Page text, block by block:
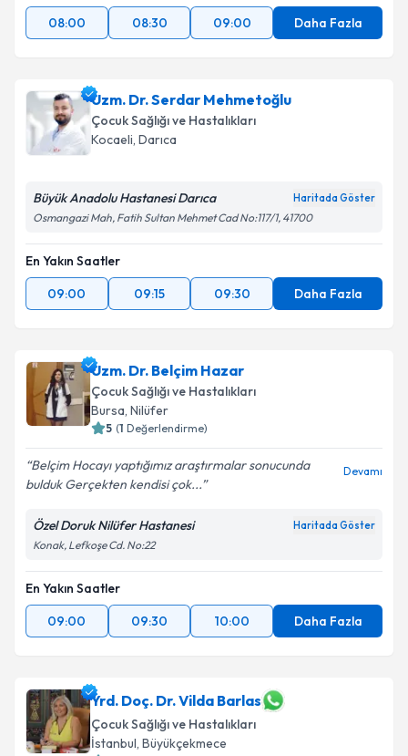
08:00
08:30 09:00 Daha Fazla
Uzm. Dr. Serdar Mehmetoğlu
Çocuk Sağlığı ve Hastalıkları
Kocaeli, Darıca
Büyük Anadolu Hastanesi Darıca Haritada Göster
Osmangazi Mah, Fatih Sultan Mehmet Cad No:117/1, 41700
En Yakın Saatler
09:00
09:15 09:30 Daha Fazla
Uzm. Dr. Belçim Hazar
Çocuk Sağlığı ve Hastalıkları
Bursa, Nilüfer
5 (1 Değerlendirme)
Belçim Hocayı yaptığımız araştırmalar sonucunda
bulduk Gerçekten kendisi çok...
Devamı
Özel Doruk Nilüfer Hastanesi Haritada Göster
Konak, Lefkoşe Cd. No:22
En Yakın Saatler
09:00
09:30 10:00 Daha Fazla
Yrd. Doç. Dr. Vilda Barlas
Çocuk Sağlığı ve Hastalıkları
İstanbul, Büyükçekmece